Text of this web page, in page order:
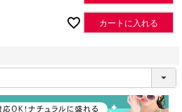
カートに入れる